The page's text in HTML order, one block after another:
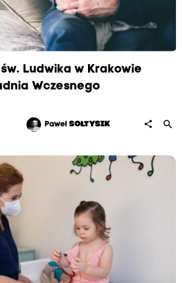
Ludwika w Krakowie
Wczesnego
PawełSOŁTYSIK share search